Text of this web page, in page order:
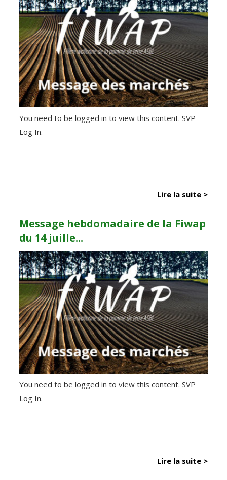
You need to be logged in to view this content. SVP
Log In.
Lire la suite >
Message hebdomadaire de la Fiwap
du 14 juille...
You need to be logged in to view this content. SVP
Log In.
Lire la suite >